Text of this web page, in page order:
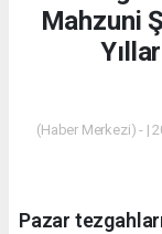
Mahzuni
(Haber Merkezi) - |
Pazar